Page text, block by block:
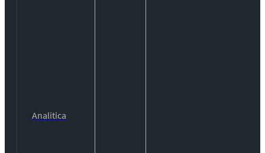
Analítica